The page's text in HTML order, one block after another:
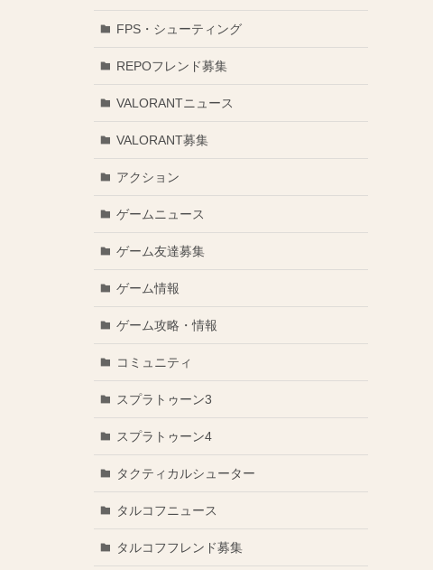
FPS・シューティング
REPOフレンド募集
VALORANTニュース
VALORANT募集
アクション
ゲームニュース
ゲーム友達募集
ゲーム情報
ゲーム攻略・情報
コミュニティ
スプラトゥーン3
スプラトゥーン4
タクティカルシューター
タルコフニュース
タルコフフレンド募集